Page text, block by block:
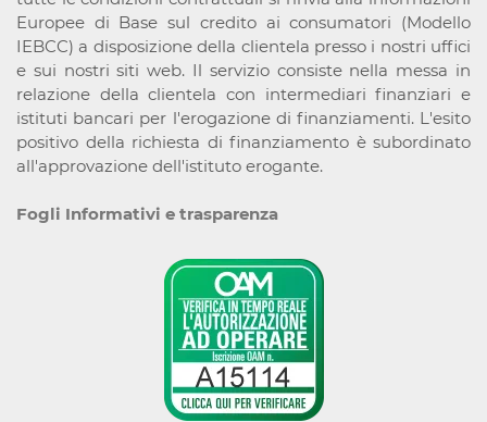
Europee di Base sul credito ai consumatori (Modello
IEBCC) a disposizione della clientela presso i nostri uffici
e sui nostri siti web. Il servizio consiste nella messa in
relazione della clientela con intermediari finanziari e
istituti bancari per l'erogazione di finanziamenti. L'esito
positivo della richiesta di finanziamento è subordinato
all'approvazione dell'istituto erogante.
Fogli Informativi e trasparenza